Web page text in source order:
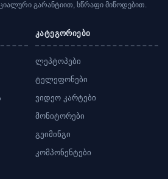
გარანტიით, სწრაფი მიწოდებით.
კატეგორიები
ლეპტოპები
ტელეფონები
ვიდეო კარტები
მონიტორები
გეიმინგი
კომპონენტები